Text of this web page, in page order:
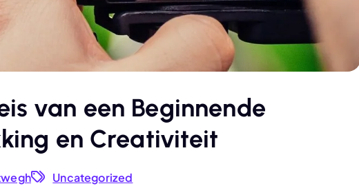
van een Beginnende
en Creativiteit
Uncategorized